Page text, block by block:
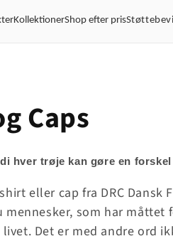
KollektionerShop efter pris
Caps
hver trøje kan gøre en forskel
eller cap fra DRC Dansk
som har måttet
Det er med andre ord